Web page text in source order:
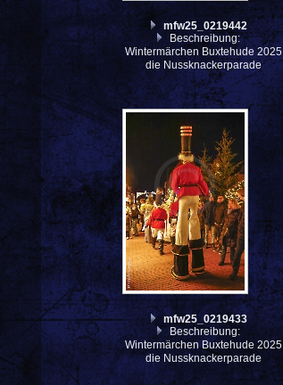
mfw25_0219442
Beschreibung:
Wintermärchen Buxtehude 2025
die Nussknackerparade
mfw25_0219433
Beschreibung:
Wintermärchen Buxtehude 2025
die Nussknackerparade